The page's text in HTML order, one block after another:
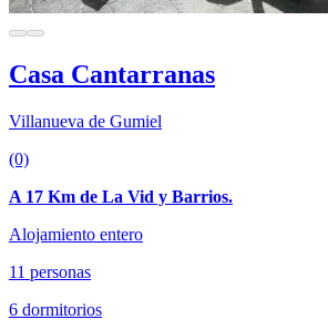
Casa Cantarranas
Villanueva de Gumiel
(0)
A 17 Km de La Vid y Barrios.
Alojamiento entero
11 personas
6 dormitorios